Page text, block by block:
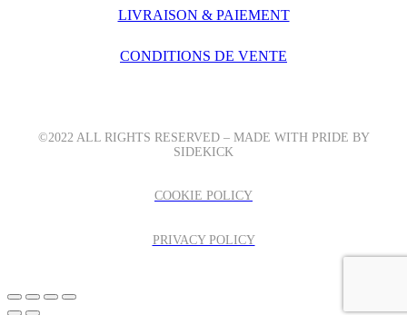
LIVRAISON & PAIEMENT
CONDITIONS DE VENTE
©2022 ALL RIGHTS RESERVED – MADE WITH PRIDE BY
SIDEKICK
COOKIE POLICY
PRIVACY POLICY